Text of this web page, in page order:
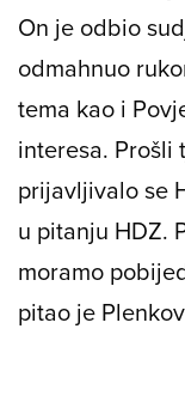
On je odbio
odmahnuo
tema kao i
interesa. Prošli
prijavljivalo se
u pitanju HDZ.
moramo
pitao je